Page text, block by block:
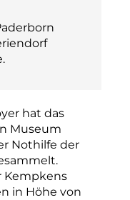
hat das
Museum
Nothilfe der
Kempkens
in Höhe von